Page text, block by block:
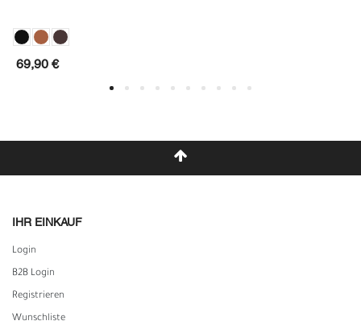
69,90 €
IHR EINKAUF
Login
B2B Login
Registrieren
Wunschliste